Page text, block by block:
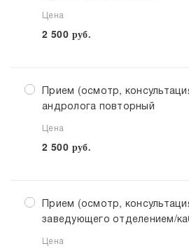
Цена
2 500 руб.
Прием (осмотр,
андролога повторный
Цена
2 500 руб.
Прием (осмотр,
заведующего отделением/
Цена